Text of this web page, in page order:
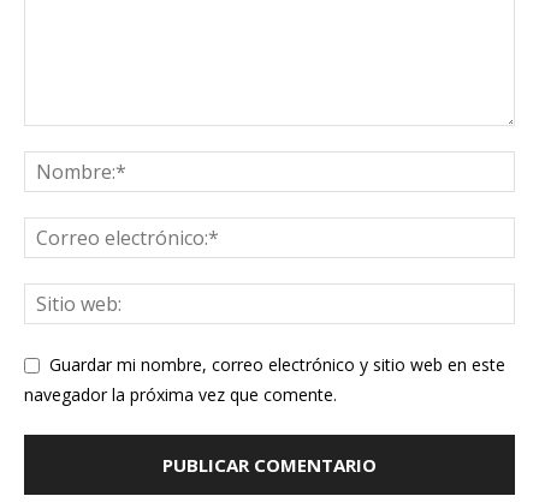
Guardar mi nombre, correo electrónico y sitio web en este
navegador la próxima vez que comente.